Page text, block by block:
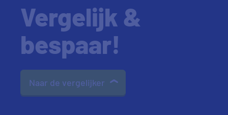
Vergelijk &
bespaar!
Naar de vergelijker